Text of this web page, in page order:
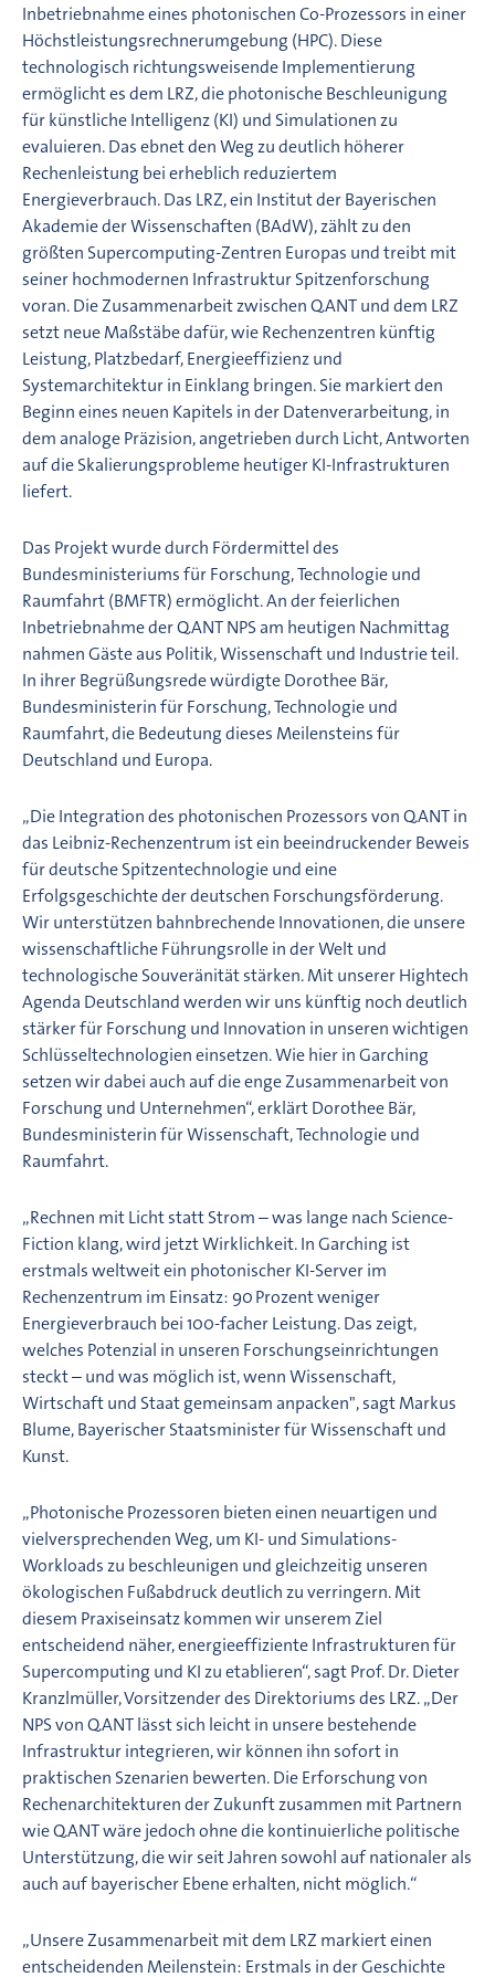
Inbetriebnahme eines photonischen Co-Prozessors in einer
Höchstleistungsrechnerumgebung (HPC). Diese
technologisch richtungsweisende Implementierung
ermöglicht es dem LRZ, die photonische Beschleunigung
für künstliche Intelligenz (KI) und Simulationen zu
evaluieren. Das ebnet den Weg zu deutlich höherer
Rechenleistung bei erheblich reduziertem
Energieverbrauch. Das LRZ, ein Institut der Bayerischen
Akademie der Wissenschaften (BAdW), zählt zu den
größten Supercomputing-Zentren Europas und treibt mit
seiner hochmodernen Infrastruktur Spitzenforschung
voran. Die Zusammenarbeit zwischen Q.ANT und dem LRZ
setzt neue Maßstäbe dafür, wie Rechenzentren künftig
Leistung, Platzbedarf, Energieeffizienz und
Systemarchitektur in Einklang bringen. Sie markiert den
Beginn eines neuen Kapitels in der Datenverarbeitung, in
dem analoge Präzision, angetrieben durch Licht, Antworten
auf die Skalierungsprobleme heutiger KI-Infrastrukturen
liefert.
Das Projekt wurde durch Fördermittel des
Bundesministeriums für Forschung, Technologie und
Raumfahrt (BMFTR) ermöglicht. An der feierlichen
Inbetriebnahme der Q.ANT NPS am heutigen Nachmittag
nahmen Gäste aus Politik, Wissenschaft und Industrie teil.
In ihrer Begrüßungsrede würdigte Dorothee Bär,
Bundesministerin für Forschung, Technologie und
Raumfahrt, die Bedeutung dieses Meilensteins für
Deutschland und Europa.
„Die Integration des photonischen Prozessors von Q.ANT in
das Leibniz-Rechenzentrum ist ein beeindruckender Beweis
für deutsche Spitzentechnologie und eine
Erfolgsgeschichte der deutschen Forschungsförderung.
Wir unterstützen bahnbrechende Innovationen, die unsere
wissenschaftliche Führungsrolle in der Welt und
technologische Souveränität stärken. Mit unserer Hightech
Agenda Deutschland werden wir uns künftig noch deutlich
stärker für Forschung und Innovation in unseren wichtigen
Schlüsseltechnologien einsetzen. Wie hier in Garching
setzen wir dabei auch auf die enge Zusammenarbeit von
Forschung und Unternehmen“, erklärt Dorothee Bär,
Bundesministerin für Wissenschaft, Technologie und
Raumfahrt.
„Rechnen mit Licht statt Strom – was lange nach Science-
Fiction klang, wird jetzt Wirklichkeit. In Garching ist
erstmals weltweit ein photonischer KI-Server im
Rechenzentrum im Einsatz: 90 Prozent weniger
Energieverbrauch bei 100-facher Leistung. Das zeigt,
welches Potenzial in unseren Forschungseinrichtungen
steckt – und was möglich ist, wenn Wissenschaft,
Wirtschaft und Staat gemeinsam anpacken", sagt Markus
Blume, Bayerischer Staatsminister für Wissenschaft und
Kunst.
„Photonische Prozessoren bieten einen neuartigen und
vielversprechenden Weg, um KI- und Simulations-
Workloads zu beschleunigen und gleichzeitig unseren
ökologischen Fußabdruck deutlich zu verringern. Mit
diesem Praxiseinsatz kommen wir unserem Ziel
entscheidend näher, energieeffiziente Infrastrukturen für
Supercomputing und KI zu etablieren“, sagt Prof. Dr. Dieter
Kranzlmüller, Vorsitzender des Direktoriums des LRZ. „Der
NPS von Q.ANT lässt sich leicht in unsere bestehende
Infrastruktur integrieren, wir können ihn sofort in
praktischen Szenarien bewerten. Die Erforschung von
Rechenarchitekturen der Zukunft zusammen mit Partnern
wie Q.ANT wäre jedoch ohne die kontinuierliche politische
Unterstützung, die wir seit Jahren sowohl auf nationaler als
auch auf bayerischer Ebene erhalten, nicht möglich.“
„Unsere Zusammenarbeit mit dem LRZ markiert einen
entscheidenden Meilenstein: Erstmals in der Geschichte